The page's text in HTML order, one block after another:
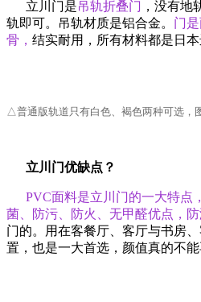
立川门是吊轨折叠门 ， 没有地
轨即可。吊轨材质是铝合金。 门
骨， 结实耐用，所有材料都是日本
△普通版轨道只有白色、褐色两种可选，
立川门优缺点？
PVC面料是立川门的一大特点
菌、防污、防火、无甲醛优点，
门的。用在客餐厅、客厅与书房
置，也是一大首选，颜值真的不能